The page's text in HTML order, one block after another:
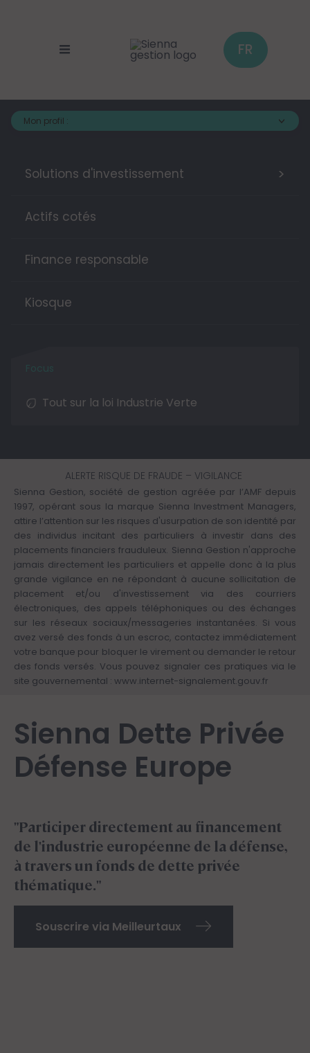
FR
Mon profil :
Solutions d'investissement >
Actifs cotés
Finance responsable
Kiosque
Tout sur la loi Industrie Verte
ALERTE RISQUE DE FRAUDE – VIGILANCE
Sienna Gestion, société de gestion agréée par l’AMF depuis
1997, opérant sous la marque Sienna Investment Managers,
attire l’attention sur les risques d'usurpation de son identité par
des individus incitant des particuliers à investir dans des
placements financiers frauduleux. Sienna Gestion n'approche
jamais directement les particuliers et appelle donc à la plus
grande vigilance en ne répondant à aucune sollicitation de
placement et/ou d'investissement via des courriers
électroniques, des appels téléphoniques ou des échanges
sur les réseaux sociaux/messageries instantanées. Si vous
avez versé des fonds à un escroc, contactez immédiatement
votre banque pour bloquer le virement ou demander le retour
des fonds versés. Vous pouvez signaler ces pratiques via le
site gouvernemental : www.internet-signalement.gouv.fr
Sienna Dette Privée
Défense Europe
"Participer directement au financement
de l'industrie européenne de la défense,
à travers un fonds de dette privée
thématique."
Souscrire via Meilleurtaux